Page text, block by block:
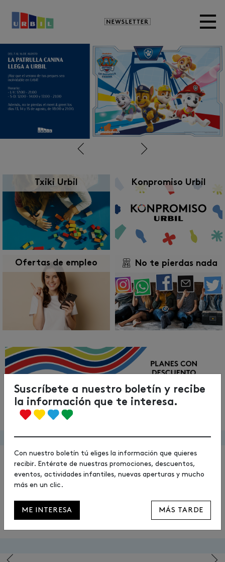
Newsletter
Anterior Siguiente
Txiki Urbil Konpromiso Urbil
Ofertas de empleo No te pierdas nada
Cartelera de cine
Suscríbete a nuestro boletín y recibe
la información que te interesa.
Con nuestro boletín tú eliges la información que quieres
recibir. Entérate de nuestras promociones, descuentos,
eventos, actividades infantiles, nuevas aperturas y mucho
más en un clic.
ME INTERESA MÁS TARDE